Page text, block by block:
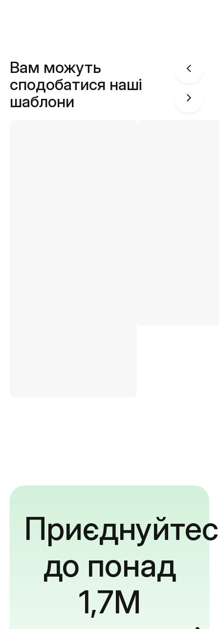
Вам можуть
сподобатися наші
шаблони
до понад
1,7M